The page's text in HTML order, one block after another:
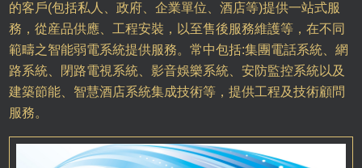
的客戶(包括私人、政府、企業單位、酒店等)提供一站式服
務，從産品供應、工程安裝，以至售後服務維護等，在不同
範疇之智能弱電系統提供服務。常中包括:集團電話系統、網
路系統、閉路電視系統、影音娛樂系統、安防監控系統以及
建築節能、智慧酒店系統集成技術等，提供工程及技術顧問
服務。